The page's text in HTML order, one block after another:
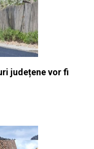
județene vor fi